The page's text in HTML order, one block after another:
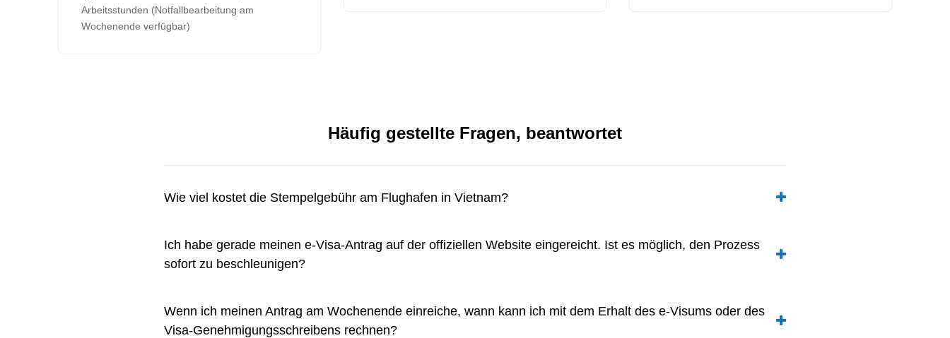
Arbeitsstunden (Notfallbearbeitung am
Wochenende verfügbar)
Häufig gestellte Fragen, beantwortet
Wie viel kostet die Stempelgebühr am Flughafen in Vietnam?
Ich habe gerade meinen e-Visa-Antrag auf der offiziellen Website eingereicht. Ist es möglich, den Prozess
sofort zu beschleunigen?
Wenn ich meinen Antrag am Wochenende einreiche, wann kann ich mit dem Erhalt des e-Visums oder des
Visa-Genehmigungsschreibens rechnen?